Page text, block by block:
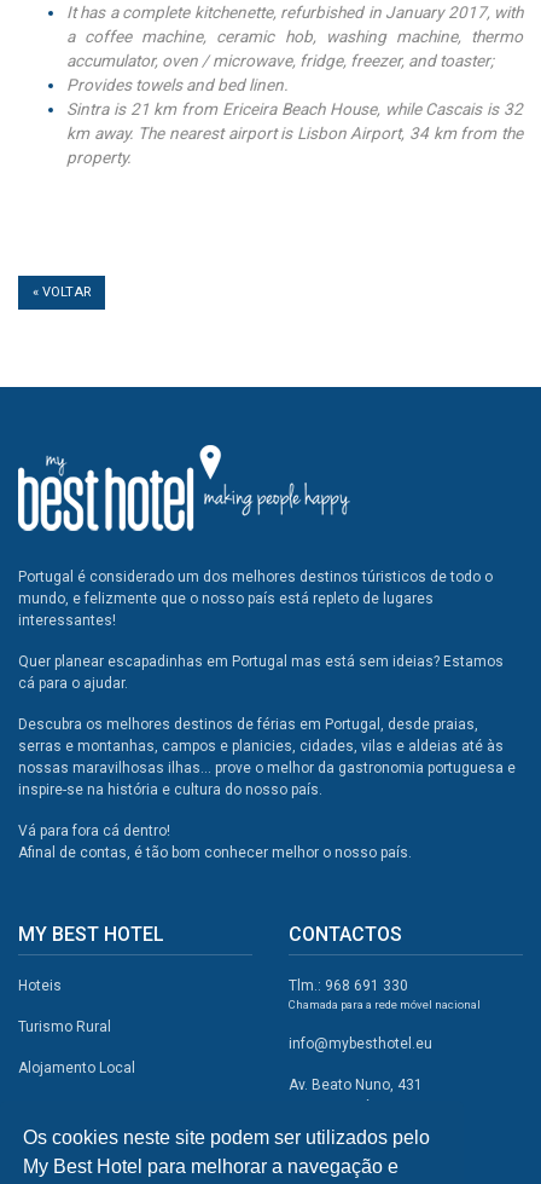
Os cookies neste site podem ser utilizados pelo
My Best Hotel para melhorar a navegação e
It has a complete kitchenette, refurbished in January 2017, with
a coffee machine, ceramic hob, washing machine, thermo
accumulator, oven / microwave, fridge, freezer, and toaster;
Provides towels and bed linen.
Sintra is 21 km from Ericeira Beach House, while Cascais is 32
km away. The nearest airport is Lisbon Airport, 34 km from the
property.
« VOLTAR
Portugal é considerado um dos melhores destinos túristicos de todo o
mundo, e felizmente que o nosso país está repleto de lugares
interessantes!
Quer planear escapadinhas em Portugal mas está sem ideias? Estamos
cá para o ajudar.
Descubra os melhores destinos de férias em Portugal, desde praias,
serras e montanhas, campos e planicies, cidades, vilas e aldeias até às
nossas maravilhosas ilhas... prove o melhor da gastronomia portuguesa e
inspire-se na história e cultura do nosso país.
Vá para fora cá dentro!
Afinal de contas, é tão bom conhecer melhor o nosso país.
MY BEST HOTEL
Hoteis
Turismo Rural
Alojamento Local
CONTACTOS
Tlm.: 968 691 330
Chamada para a rede móvel nacional
info@mybesthotel.eu
Av. Beato Nuno, 431
REDES SOCIAIS